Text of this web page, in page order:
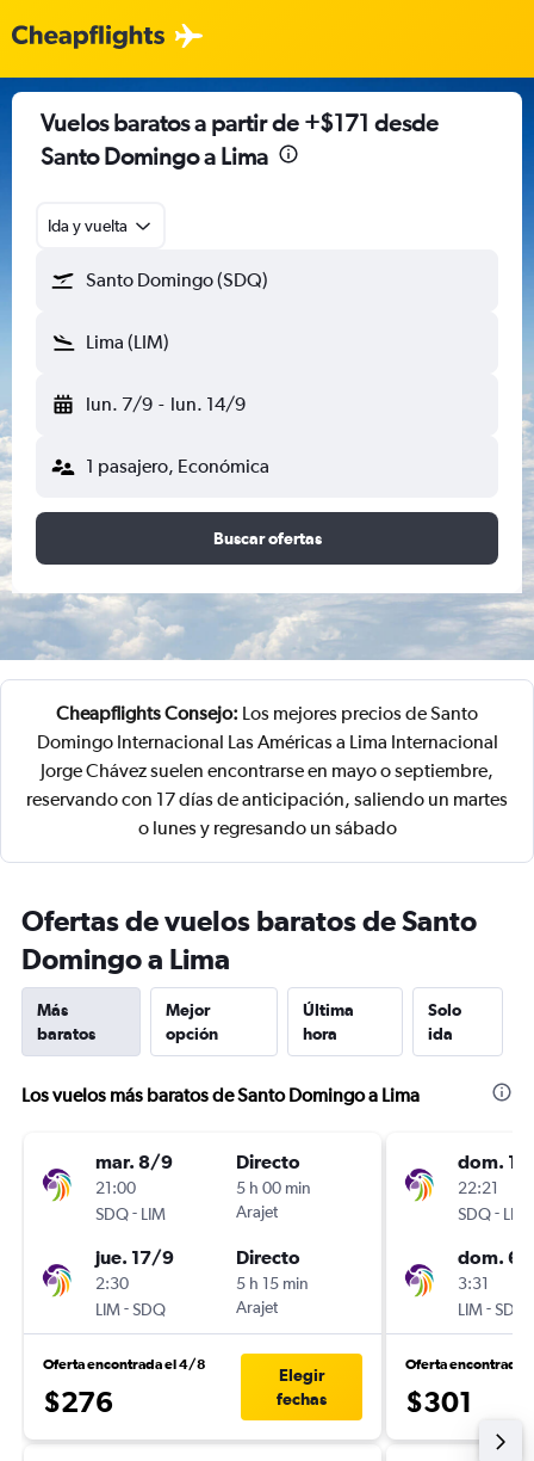
Vuelos baratos a partir de +$171 desde
Santo Domingo a Lima
Ida y vuelta
Santo Domingo (SDQ)
Lima (LIM)
lun. 7/9 - lun. 14/9
1 pasajero, Económica
Buscar ofertas
Cheapflights Consejo: Los mejores precios de Santo
Domingo Internacional Las Américas a Lima Internacional
Jorge Chávez suelen encontrarse en mayo o septiembre,
reservando con 17 días de anticipación, saliendo un martes
o lunes y regresando un sábado
Ofertas de vuelos baratos de Santo
Domingo a Lima
Más
baratos
Mejor
opción
Última
hora
Solo
ida
Los vuelos más baratos de Santo Domingo a Lima
mar. 8/9
21:00
SDQ- LIM
Directo
5 h 00 min
Arajet
jue. 17/9
2:30
LIM-SDQ
Directo
5 h 15 min
Arajet
Oferta encontrada el 4/8
$276
Elegir
fechas
dom.
22:21
SDQ- LIM
dom. 6/
3:31
LIM-SDQ
Oferta encontrada
$301